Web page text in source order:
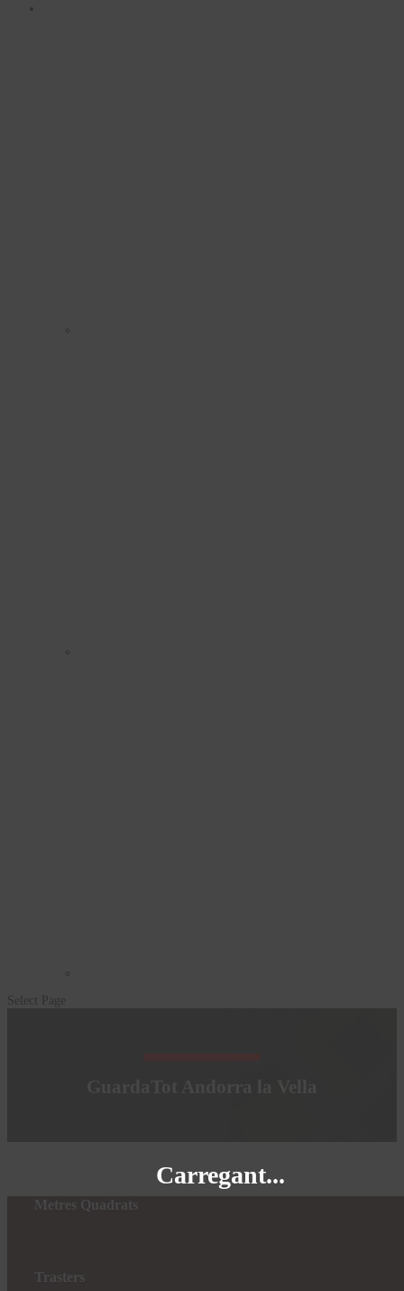
Select Page
Carregant...